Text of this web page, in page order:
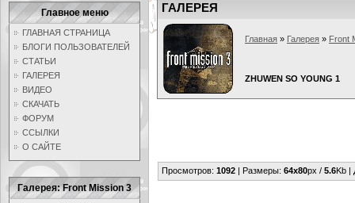
Главное меню
ГЛАВНАЯ СТРАНИЦА
БЛОГИ ПОЛЬЗОВАТЕЛЕЙ
СТАТЬИ
ГАЛЕРЕЯ
ВИДЕО
СКАЧАТЬ
ФОРУМ
ССЫЛКИ
О САЙТЕ
Галерея: Front Mission 3
ГАЛЕРЕЯ
Главная » Галерея » Front
ZHUWEN SO YOUNG 1
Просмотров: 1092 | Размеры: 64x80px / 5.6Kb |